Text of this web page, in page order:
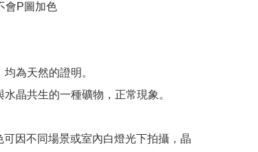
會P圖加色
為天然的證明。
晶共生的一種礦物，正常現象。
因不同場景或室內白燈光下拍攝，晶